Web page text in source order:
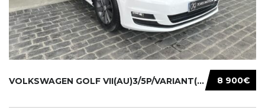
8 900€
VOLKSWAGEN GOLF VII(AU)3/5P/VARIANT(12-16 20...